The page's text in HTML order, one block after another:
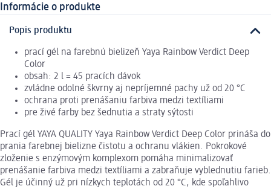
Informácie o produkte
Popis produktu
prací gél na farebnú bielizeň Yaya Rainbow Verdict Deep
Color
obsah: 2 l = 45 pracích dávok
zvládne odolné škvrny aj nepríjemné pachy už od 20 °C
ochrana proti prenášaniu farbiva medzi textíliami
pre živé farby bez šednutia a straty sýtosti
Prací gél YAYA QUALITY Yaya Rainbow Verdict Deep Color prináša do
prania farebnej bielizne čistotu a ochranu vlákien. Pokrokové
zloženie s enzýmovým komplexom pomáha minimalizovať
prenášanie farbiva medzi textíliami a zabraňuje vyblednutiu farieb.
Gél je účinný už pri nízkych teplotách od 20 °C, kde spoľahlivo